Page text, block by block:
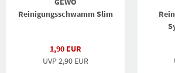
Reinigungsschwamm Slim
1,90 EUR
UVP 2,90 EUR